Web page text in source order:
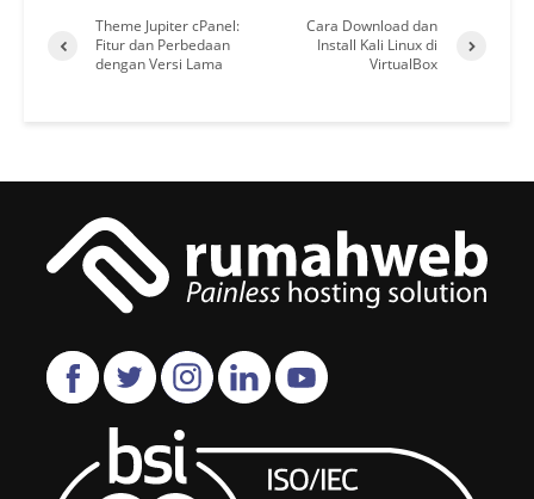
Theme Jupiter cPanel:
Fitur dan Perbedaan
dengan Versi Lama
Cara Download dan
Install Kali Linux di
VirtualBox